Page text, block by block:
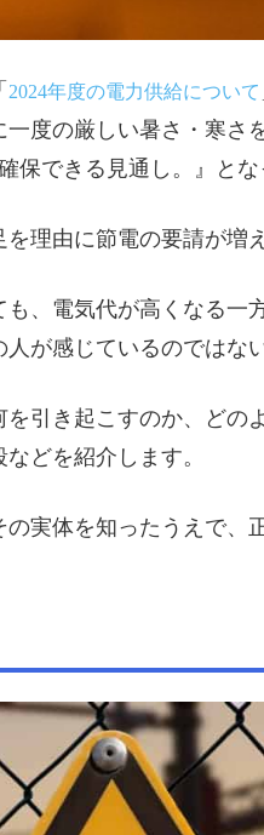
2024年度の電力供給について
度の厳しい暑さ・寒さ
保できる⾒通し。』とな
理由に節電の要請が増
、電気代が高くなる一
が感じているのではな
引き起こすのか、どの
どを紹介します。
実体を知ったうえで、